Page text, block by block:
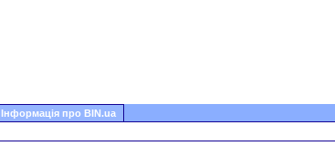
Інформація про BIN.ua